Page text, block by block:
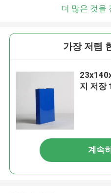
더 많은 것을
가장 저렴
지 저장
계속